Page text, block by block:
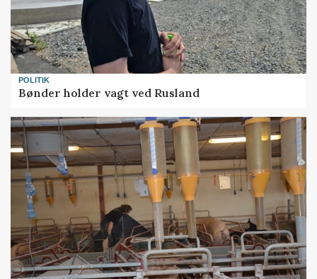
POLITIK
Bønder holder vagt ved Rusland